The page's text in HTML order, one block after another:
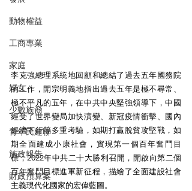
動物權益
工商專業
家庭
婦女
少數族裔
青年民建聯
施政報告
財政預算案
李克強總理系統地回顧和總結了過去五年國務院
的工作，開宗明義地指出過去五年是極不尋常、
極不平凡的五年，在中共中央堅強領導下，中國
經受了世界變局加快演變、新冠疫情衝擊、國內
經濟下行等多重考驗，如期打贏脫貧攻堅戰，如
期全面建成小康社會，實現第一個百年奮鬥目
標；2022年中共二十大勝利召開，開啟向第二個
百年奮鬥目標進軍新征程，描繪了全面建設社會
主義現代化國家的宏偉藍圖。